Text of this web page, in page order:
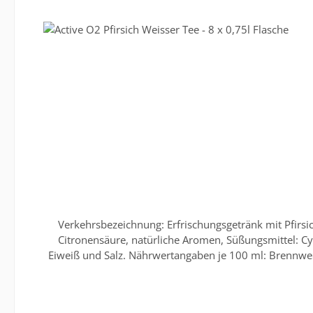
Verkehrsbezeichnung: Erfrischungsgetränk mit
Citronensäure, natürliche Aromen, Süßungsmittel: Cyclamat, Saccharin und
Eiweiß und Salz. Nährwertangaben je 100 ml:
kann von der Abbildung abweichen. Für
verbindlich. Dies gilt auch